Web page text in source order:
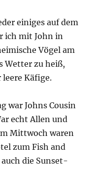
einiges auf dem
ich mit John in
Vögel am
Wetter zu heiß,
Käfige.
war Johns Cousin
echt Allen und
Mittwoch waren
zum Fish and
die Sunset-